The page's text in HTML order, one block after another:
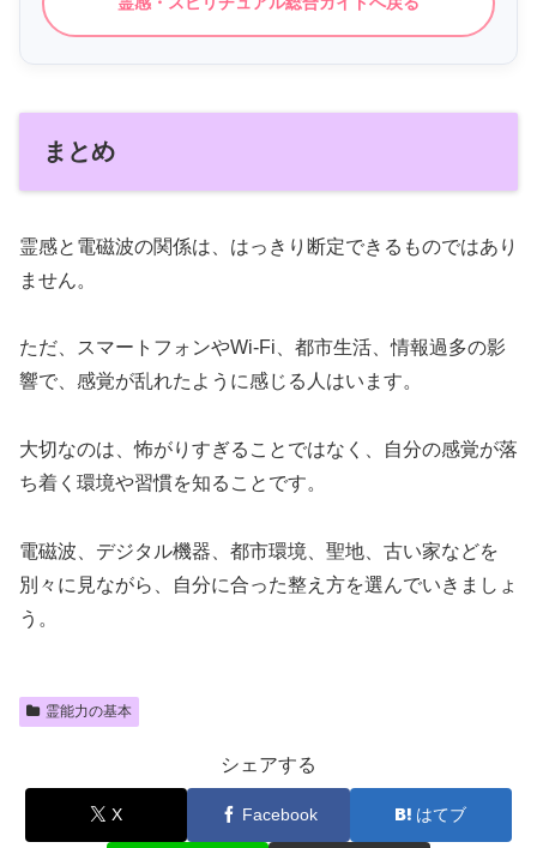
まとめ
霊感と電磁波の関係は、はっきり断定できるものではあり
ません。
ただ、スマートフォンやWi-Fi、都市生活、情報過多の影
響で、感覚が乱れたように感じる人はいます。
大切なのは、怖がりすぎることではなく、自分の感覚が落
ち着く環境や習慣を知ることです。
電磁波、デジタル機器、都市環境、聖地、古い家などを
別々に見ながら、自分に合った整え方を選んでいきましょ
う。
霊能力の基本
シェアする
X Facebook はてブ